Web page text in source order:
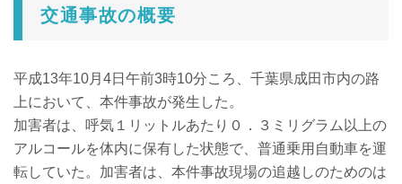
交通事故の概要
平成13年10月4日午前3時10分ころ、千葉県成田市内の路
上において、本件事故が発生した。
加害者は、呼気１リットルあたり０．３ミリグラム以上の
アルコールを体内に保有した状態で、普通乗用自動車を運
転していた。加害者は、本件事故現場の追越しのためのは